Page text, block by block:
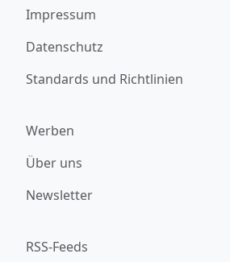
Impressum
Datenschutz
Standards und Richtlinien
Werben
Über uns
Newsletter
RSS-Feeds